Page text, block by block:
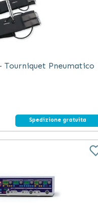
Pneumatico
Spedizione gratuita